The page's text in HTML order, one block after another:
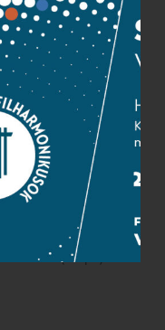
u. 1. (Müpa)